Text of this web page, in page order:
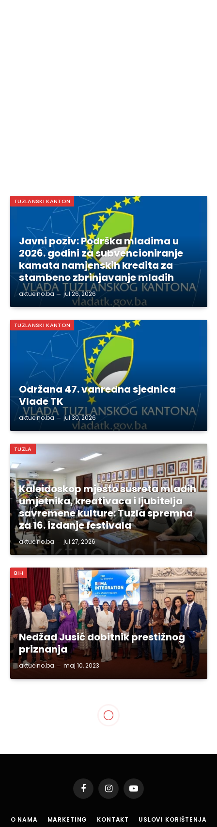
TUZLANSKI KANTON
Javni poziv: Podrška mladima u
2026. godini za subvencioniranje
kamata namjenskih kredita za
stambeno zbrinjavanje mladih
aktuelno.ba jul 26, 2026
TUZLANSKI KANTON
Održana 47. vanredna sjednica
Vlade TK
aktuelno.ba jul 30, 2026
TUZLA
Kaleidoskop mjesto susreta mladih
umjetnika, kreativaca i ljubitelja
savremene kulture: Tuzla spremna
za 16. izdanje festivala
aktuelno.ba jul 27, 2026
BIH
Nedžad Jusić dobitnik prestižnog
priznanja
aktuelno.ba maj 10, 2023
Šta je sve iz BiH dozvoljeno
unijeti u Hrvatsku i kolike
su kazne za prekršioce?